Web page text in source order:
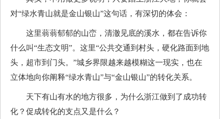
对“绿水青山就是金山银山”这句话，有深切的体会：
这里蓊蓊郁郁的山峦，清澈见底的溪水，都在告诉你
什么叫“生态文明”。这里“公共交通到村头，硬化路面到地
头，超市到门头。”城乡界限越来越模糊这一现实，也在
立体地向你阐释“绿水青山”与“金山银山”的转化关系。
天下有山有水的地方很多，为什么浙江做到了成功转
化？促成转化的支点又是什么？